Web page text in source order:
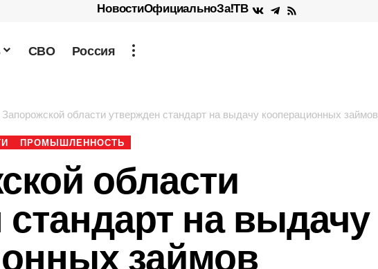
НовостиОфициальноЗа!ТВ
СВО Россия
области утвержден стандарт на выдачу кооперационных займов
ПРОМЫШЛЕННОСТЬ
области
на выдачу
займов